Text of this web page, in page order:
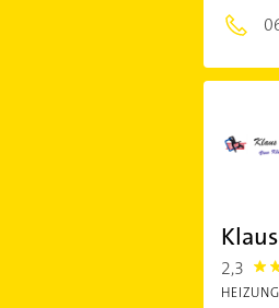
2,3 2.3